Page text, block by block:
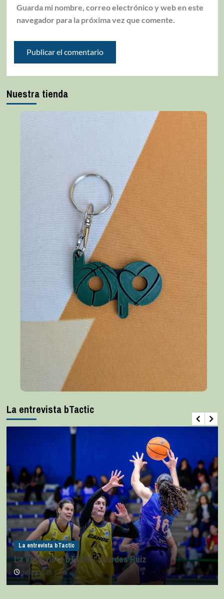
Guarda mi nombre, correo electrónico y web en este
navegador para la próxima vez que comente.
Nuestra tienda
La entrevista bTactic
La entrevista bTactic
La entrevista bTactic: Lourdes Ruiz
julio 11, 2026 0